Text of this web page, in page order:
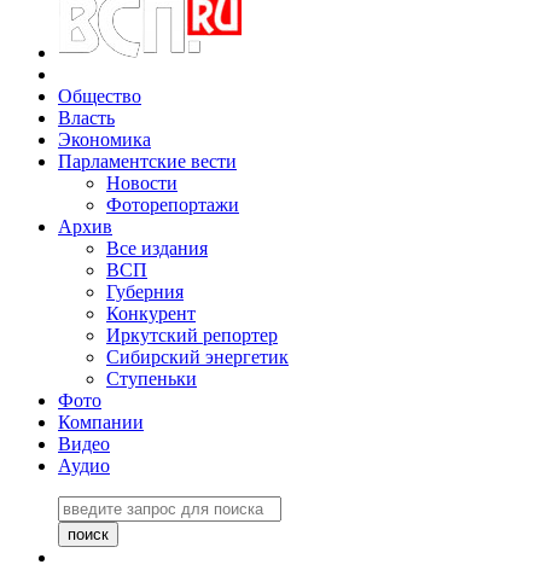
Общество
Власть
Экономика
Парламентские вести
Новости
Фоторепортажи
Архив
Все издания
ВСП
Губерния
Конкурент
Иркутский репортер
Сибирский энергетик
Ступеньки
Фото
Компании
Видео
Аудио